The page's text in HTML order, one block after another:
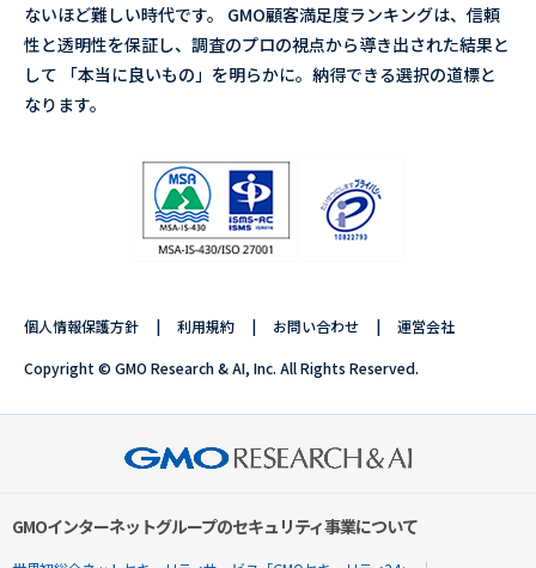
ないほど難しい時代です。 GMO顧客満足度ランキングは、信頼
性と透明性を保証し、調査のプロの視点から導き出された結果と
して 「本当に良いもの」を明らかに。納得できる選択の道標と
なります。
個人情報保護方針 利用規約 お問い合わせ 運営会社
Copyright © GMO Research & AI, Inc. All Rights Reserved.
GMOインターネットグループのセキュリティ事業について